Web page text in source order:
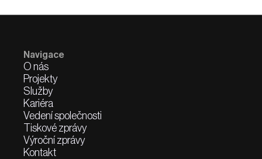
Navigace
O nás
Projekty
Služby
Kariéra
Vedení společnosti
Tiskové zprávy
Výroční zprávy
Kontakt